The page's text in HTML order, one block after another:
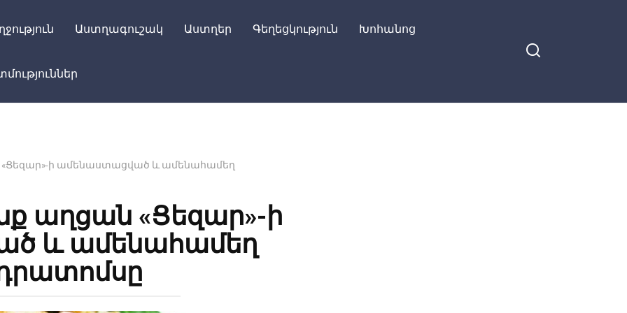
Աստղագուշակ Աստղեր Գեղեցկություն Խոհանոց
«Ցեզար»-ի ամենաստացված և ամենահամեղ
աղցան «Ցեզար»-ի
և ամենահամեղ